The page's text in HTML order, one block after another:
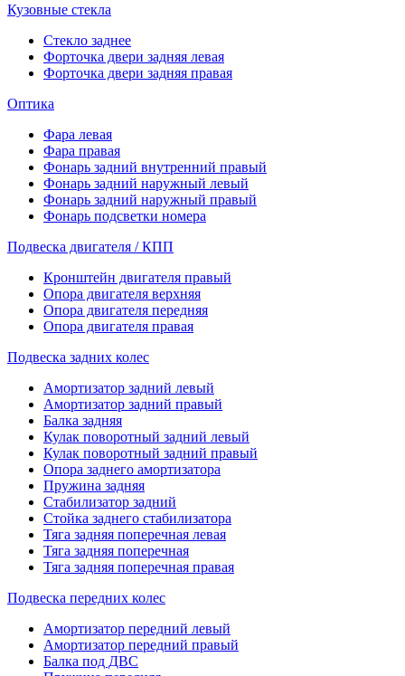
Кузовные стекла
Стекло заднее
Форточка двери задняя левая
Форточка двери задняя правая
Оптика
Фара левая
Фара правая
Фонарь задний внутренний правый
Фонарь задний наружный левый
Фонарь задний наружный правый
Фонарь подсветки номера
Подвеска двигателя / КПП
Кронштейн двигателя правый
Опора двигателя верхняя
Опора двигателя передняя
Опора двигателя правая
Подвеска задних колес
Амортизатор задний левый
Амортизатор задний правый
Балка задняя
Кулак поворотный задний левый
Кулак поворотный задний правый
Опора заднего амортизатора
Пружина задняя
Стабилизатор задний
Стойка заднего стабилизатора
Тяга задняя поперечная левая
Тяга задняя поперечная
Тяга задняя поперечная правая
Подвеска передних колес
Амортизатор передний левый
Амортизатор передний правый
Балка под ДВС